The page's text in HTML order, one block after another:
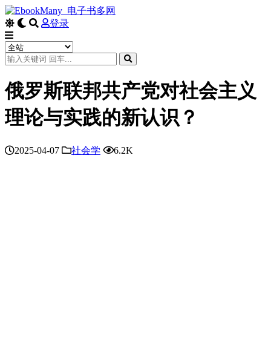
登录
俄罗斯联邦共产党对社会主义
理论与实践的新认识？
2025-04-07 社会学 6.2K